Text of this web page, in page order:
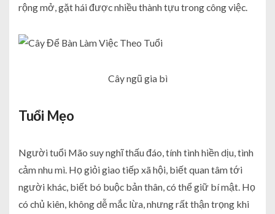
rộng mở, gặt hái được nhiều thành tựu trong công việc.
Cây ngũ gia bì
Tuổi Mẹo
Người tuổi Mão suy nghĩ thấu đáo, tính tình hiền dịu, tình
cảm nhu mì. Họ giỏi giao tiếp xã hội, biết quan tâm tới
người khác, biết bó buộc bản thân, có thể giữ bí mật. Họ
có chủ kiên, không dễ mắc lừa, nhưng rất thận trọng khi